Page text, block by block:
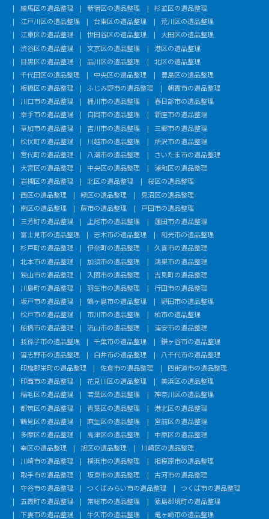
練馬区の遺品整理
新宿区の遺品整理
杉並区の遺品整理
江戸川区の遺品整理
台東区の遺品整理
荒川区の遺品整理
江東区の遺品整理
世田谷区の遺品整理
大田区の遺品整理
渋谷区の遺品整理
文京区の遺品整理
港区の遺品整理
目黒区の遺品整理
品川区の遺品整理
北区の遺品整理
千代田区の遺品整理
中央区の遺品整理
豊島区の遺品整理
板橋区の遺品整理
ふじみ野市の遺品整理
朝霞市の遺品整理
川口市の遺品整理
桶川市の遺品整理
春日部市の遺品整理
幸手市の遺品整理
白岡市の遺品整理
新座市の遺品整理
草加市の遺品整理
吉川市の遺品整理
三郷市の遺品整理
松伏町の遺品整理
川越市の遺品整理
所沢市の遺品整理
宮代町の遺品整理
八潮市の遺品整理
さいたま市の遺品整理
大宮区の遺品整理
中央区の遺品整理
浦和区の遺品整理
岩槻区の遺品整理
北区の遺品整理
桜区の遺品整理
西区の遺品整理
緑区の遺品整理
見沼区の遺品整理
南区の遺品整理
蕨市の遺品整理
戸田市の遺品整理
三芳町の遺品整理
上尾市の遺品整理
蓮田市の遺品整理
富士見市の遺品整理
志木市の遺品整理
和光市の遺品整理
杉戸町の遺品整理
伊奈町の遺品整理
久喜市の遺品整理
北本市の遺品整理
加須市の遺品整理
鴻巣市の遺品整理
狭山市の遺品整理
入間市の遺品整理
吉見町の遺品整理
川島町の遺品整理
羽生市の遺品整理
行田市の遺品整理
坂戸市の遺品整理
鶴ヶ島市の遺品整理
野田市の遺品整理
松戸市の遺品整理
市川市の遺品整理
柏市の遺品整理
船橋市の遺品整理
流山市の遺品整理
浦安市の遺品整理
我孫子市の遺品整理
千葉市の遺品整理
鎌ヶ谷市の遺品整理
習志野市の遺品整理
白井市の遺品整理
八千代市の遺品整理
印旛郡栄町の遺品整理
佐倉市の遺品整理
四街道市の遺品整理
印西市の遺品整理
花見川区の遺品整理
美浜区の遺品整理
稲毛区の遺品整理
若葉区の遺品整理
神奈川区の遺品整理
都筑区の遺品整理
青葉区の遺品整理
港北区の遺品整理
鶴見区の遺品整理
麻生区の遺品整理
宮前区の遺品整理
多摩区の遺品整理
高津区の遺品整理
中原区の遺品整理
幸区の遺品整理
旭区の遺品整理
川崎区の遺品整理
川崎市の遺品整理
横浜市の遺品整理
相模原市の遺品整理
取手市の遺品整理
坂東市の遺品整理
古河市の遺品整理
守谷市の遺品整理
つくばみらい市の遺品整理
つくば市の遺品整理
五霞町の遺品整理
常総市の遺品整理
猿島郡境町の遺品整理
下妻市の遺品整理
牛久市の遺品整理 竜ヶ崎市の遺品整理